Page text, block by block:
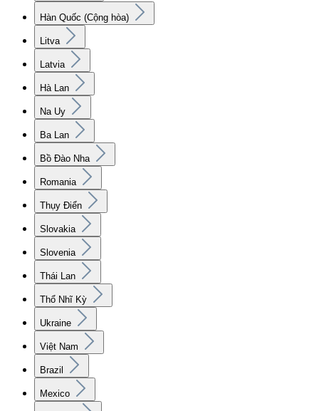
Hàn Quốc (Cộng hòa)
Litva
Latvia
Hà Lan
Na Uy
Ba Lan
Bồ Đào Nha
Romania
Thụy Điển
Slovakia
Slovenia
Thái Lan
Thổ Nhĩ Kỳ
Ukraine
Việt Nam
Brazil
Mexico